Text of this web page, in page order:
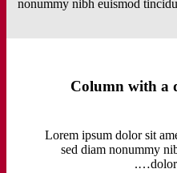
nonummy nibh euismod
Column with a
Lorem ipsum dolor sit
sed diam nonummy